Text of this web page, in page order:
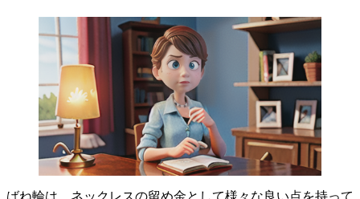
ばね輪は、ネックレスの留め金として様々な良い点を持って